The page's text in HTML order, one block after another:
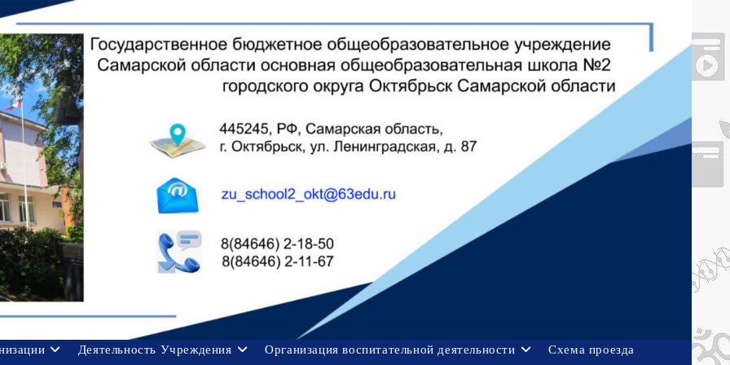
Деятельность Учреждения Организация воспитательной деятельности
Схема проезда